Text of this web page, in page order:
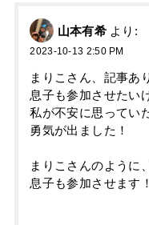
山本有希 より:
2023-10-13 2:50 PM
まりこさん、記事あ
息子も参加させたい
私が不安に思ってい
勇気が出ました！
まりこさんのように
息子も参加させます！